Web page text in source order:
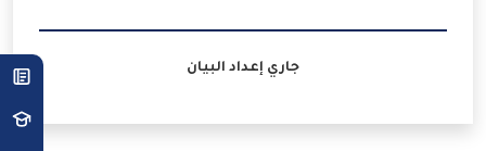
جاري إعداد البيان